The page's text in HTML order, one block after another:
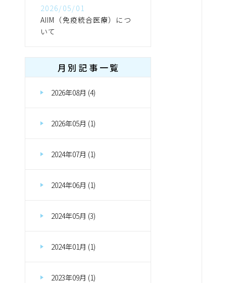
2026/05/01
AIIM（免疫統合医療）につ
いて
月別記事一覧
2026年08月 (4)
2026年05月 (1)
2024年07月 (1)
2024年06月 (1)
2024年05月 (3)
2024年01月 (1)
2023年09月 (1)